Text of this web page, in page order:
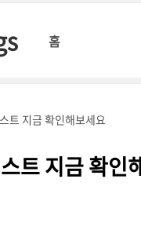
홈
트 지금 확인해보세요
트 지금 확인